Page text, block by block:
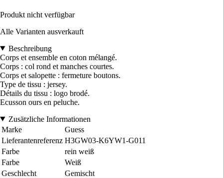
Produkt nicht verfügbar
Alle Varianten ausverkauft
Beschreibung
Corps et ensemble en coton mélangé.
Corps : col rond et manches courtes.
Corps et salopette : fermeture boutons.
Type de tissu : jersey.
Détails du tissu : logo brodé.
Ecusson ours en peluche.
Zusätzliche Informationen
Marke
Guess
Lieferantenreferenz H3GW03-K6YW1-G011
Farbe
rein weiß
Farbe
Weiß
Geschlecht
Gemischt